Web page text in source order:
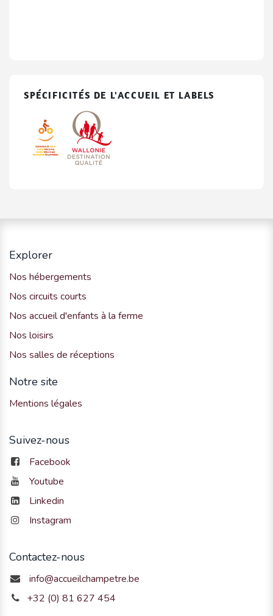
SPÉCIFICITÉS DE L'ACCUEIL ET LABELS
Explorer
Nos hébergements
Nos circuits courts
Nos accueil d'enfants à la ferme
Nos loisirs
Nos salles de réceptions
Notre site
Mentions légales
Suivez-nous
Facebook
Youtube
Linkedin
Instagram
Contactez-nous
info@accueilchampetre.be
+32 (0) 81 627 454